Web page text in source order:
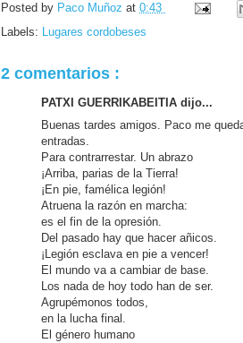
Posted by Paco Muñoz at 0:43
Labels: Lugares cordobeses
2 comentarios :
PATXI GUERRIKABEITIA dijo...
Buenas tardes amigos. Paco me
entradas.
Para contrarrestar. Un abrazo
¡Arriba, parias de la Tierra!
¡En pie, famélica legión!
Atruena la razón en marcha:
es el fin de la opresión.
Del pasado hay que hacer añicos.
¡Legión esclava en pie a vencer!
El mundo va a cambiar de base.
Los nada de hoy todo han de ser.
Agrupémonos todos,
en la lucha final.
El género humano